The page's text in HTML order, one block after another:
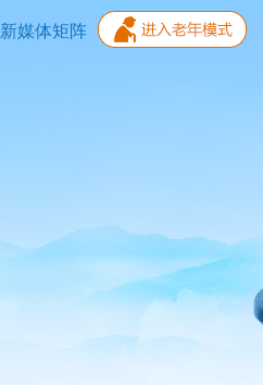
新媒体矩阵